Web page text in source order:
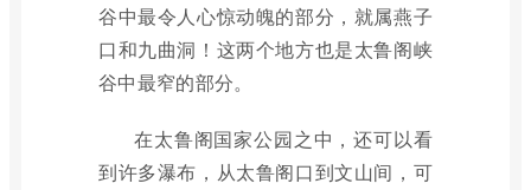
谷中最令人心惊动魄的部分，就属燕子
口和九曲洞！这两个地方也是太鲁阁峡
谷中最窄的部分。
在太鲁阁国家公园之中，还可以看
到许多瀑布，从太鲁阁口到文山间，可